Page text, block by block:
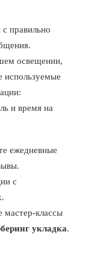
правильно
освещении,
используемые
и время на
ежедневные
с
мастер‑классы
укладка.